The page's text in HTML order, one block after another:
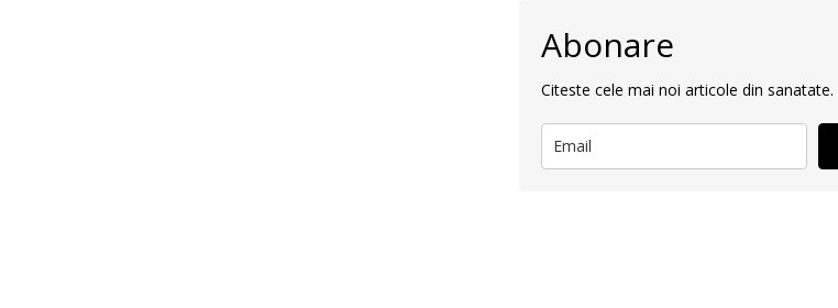
Abonare
Citeste cele mai noi articole din sanatate.